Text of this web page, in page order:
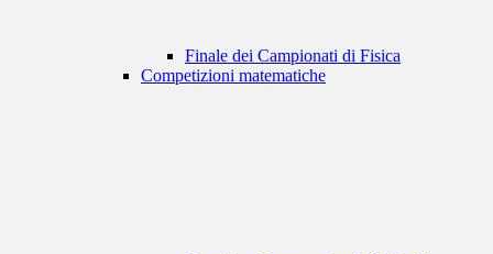
Finale dei Campionati di Fisica
Competizioni matematiche